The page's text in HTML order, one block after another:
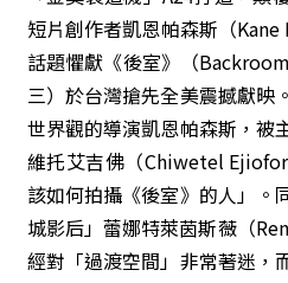
短片創作者凱恩帕森斯（
話題懼獻《後室》（
三）於台灣搶先全美震撼獻映
世界觀的導演凱恩帕森斯，被
維托艾吉佛（Chiwetel
該如何拍攝《後室》的人」。
城影后」蕾娜特萊茵斯薇（
經對「過渡空間」非常著迷，